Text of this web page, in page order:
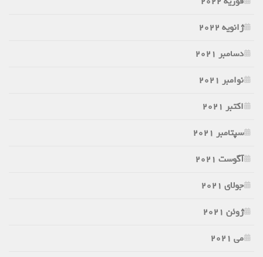
ژانویه 2022
دسامبر 2021
نوامبر 2021
اکتبر 2021
سپتامبر 2021
آگوست 2021
جولای 2021
ژوئن 2021
می 2021